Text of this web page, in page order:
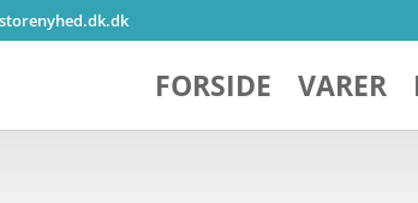
FORSIDE VARER